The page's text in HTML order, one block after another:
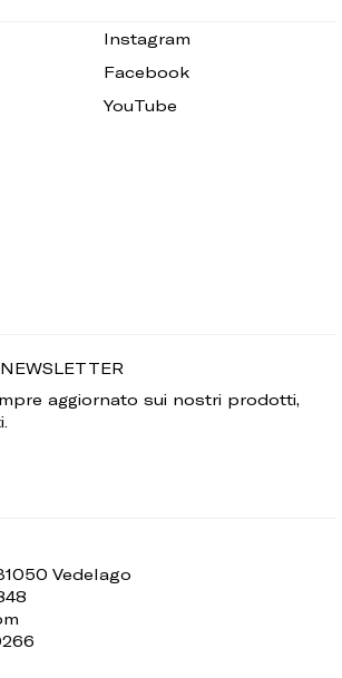
Vedelago
Instagram
Facebook
YouTube
aggiornato sui nostri prodotti,